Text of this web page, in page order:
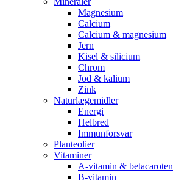
Magnesium
Calcium
Calcium & magnesium
Jern
Kisel & silicium
Chrom
Jod & kalium
Zink
Naturlægemidler
Energi
Helbred
Immunforsvar
Planteolier
Vitaminer
A-vitamin & betacaroten
B-vitamin